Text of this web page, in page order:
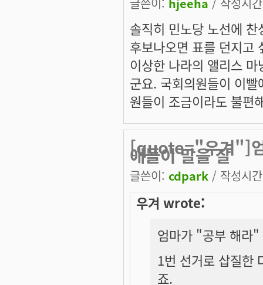
글쓴이: hjeeha / 작성시
솔직히 민노당 노선에
후보나오면 표를 던지고
이상한 나라의 앨리스
군요. 국회의원들이 이
원들이 조금이라도 불편
[quote="우겨"]엄
애들이 말을 잘
글쓴이: cdpark / 작성시
우겨 wrote:
엄마가 "공부 해라"
1번 선거로 삽질한
죠.